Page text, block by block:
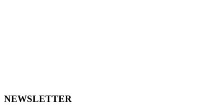
NEWSLETTER